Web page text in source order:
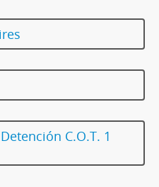
C.O.T. 1